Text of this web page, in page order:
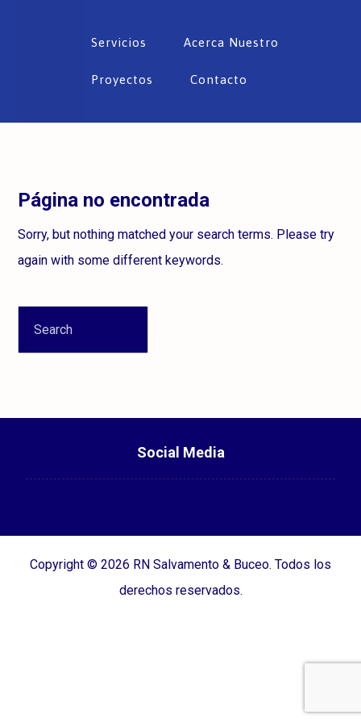
Servicios Acerca Nuestro
Proyectos Contacto
Página no encontrada
Sorry, but nothing matched your search terms. Please try
again with some different keywords.
Social Media
Copyright © 2026 RN Salvamento & Buceo. Todos los
derechos reservados.